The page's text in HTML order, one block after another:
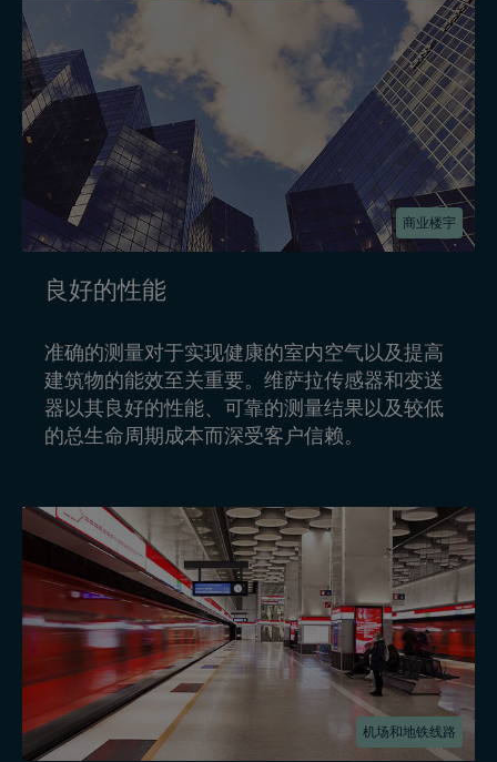
商业楼宇
良好的性能
准确的测量对于实现健康的室内空气以及提高
建筑物的能效至关重要。维萨拉传感器和变送
器以其良好的性能、可靠的测量结果以及较低
的总生命周期成本而深受客户信赖。
机场和地铁线路